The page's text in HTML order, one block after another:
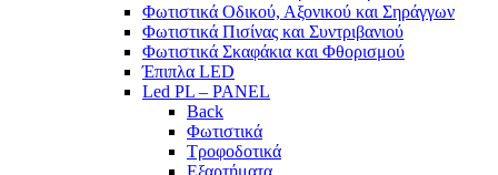
Φωτιστικά Οδικού, Αξονικού και Σηράγγων
Φωτιστικά Πισίνας και Συντριβανιού
Φωτιστικά Σκαφάκια και Φθορισμού
Έπιπλα LED
Led PL – PANEL
Back
Φωτιστικά
Τροφοδοτικά
Εξαρτήματα